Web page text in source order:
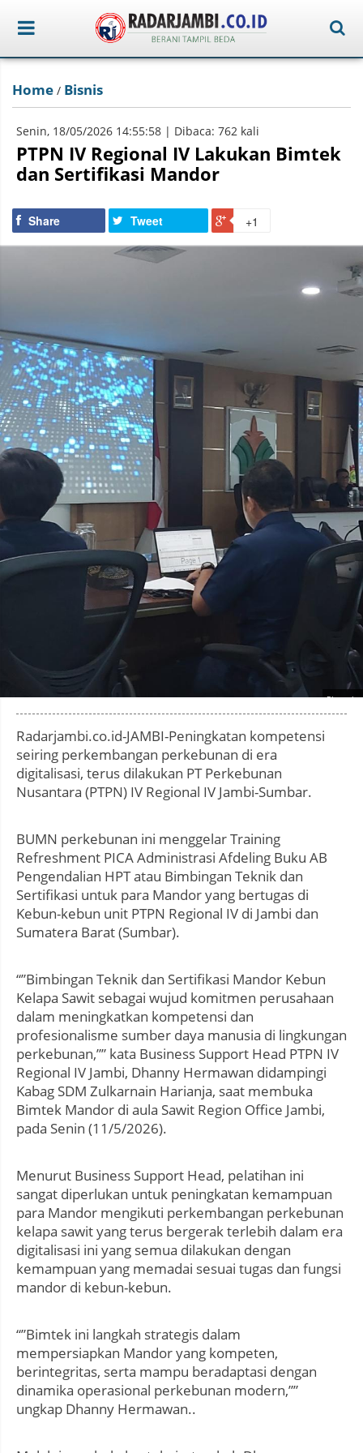
Home / Bisnis
Senin, 18/05/2026 14:55:58 | Dibaca: 762 kali
PTPN IV Regional IV Lakukan Bimtek
dan Sertifikasi Mandor
Share Tweet +1
Photo by
Radarjambi.co.id-JAMBI-Peningkatan kompetensi
seiring perkembangan perkebunan di era
digitalisasi, terus dilakukan PT Perkebunan
Nusantara (PTPN) IV Regional IV Jambi-Sumbar.
BUMN perkebunan ini menggelar Training
Refreshment PICA Administrasi Afdeling Buku AB
Pengendalian HPT atau Bimbingan Teknik dan
Sertifikasi untuk para Mandor yang bertugas di
Kebun-kebun unit PTPN Regional IV di Jambi dan
Sumatera Barat (Sumbar).
“”Bimbingan Teknik dan Sertifikasi Mandor Kebun
Kelapa Sawit sebagai wujud komitmen perusahaan
dalam meningkatkan kompetensi dan
profesionalisme sumber daya manusia di lingkungan
perkebunan,”” kata Business Support Head PTPN IV
Regional IV Jambi, Dhanny Hermawan didampingi
Kabag SDM Zulkarnain Harianja, saat membuka
Bimtek Mandor di aula Sawit Region Office Jambi,
pada Senin (11/5/2026).
Menurut Business Support Head, pelatihan ini
sangat diperlukan untuk peningkatan kemampuan
para Mandor mengikuti perkembangan perkebunan
kelapa sawit yang terus bergerak terlebih dalam era
digitalisasi ini yang semua dilakukan dengan
kemampuan yang memadai sesuai tugas dan fungsi
mandor di kebun-kebun.
“”Bimtek ini langkah strategis dalam
mempersiapkan Mandor yang kompeten,
berintegritas, serta mampu beradaptasi dengan
dinamika operasional perkebunan modern,””
ungkap Dhanny Hermawan..